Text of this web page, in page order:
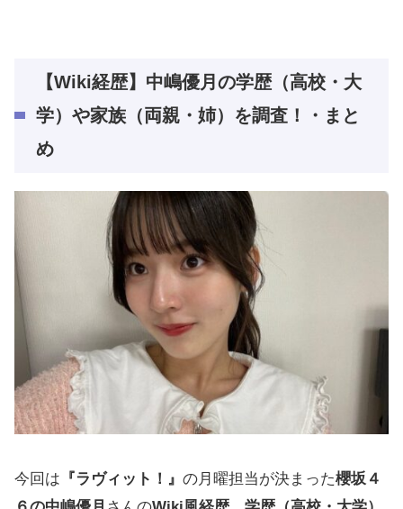
【Wiki経歴】中嶋優月の学歴（高校・大
学）や家族（両親・姉）を調査！・まと
め
今回は 『ラヴィット！』 の月曜担当が決まった櫻坂４